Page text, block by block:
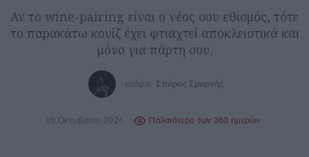
Αν το wine-pairing είναι ο νέος σου εθισμός, τότε
το παρακάτω κουίζ έχει φτιαχτεί αποκλειστικά και
μόνο για πάρτη σου.
γράφει: Σπύρος Σμυρνής
10 Οκτωβρίου 2024 Παλαιότερο των 360 ημερών